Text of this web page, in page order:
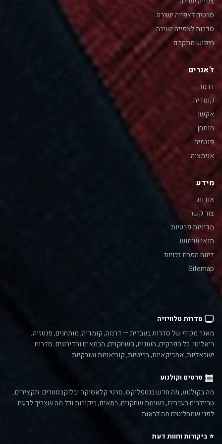
סרטים לצפייה ישירה
סדרות לצפייה ישירה
חיפוש מתקדם
ז'אנרים
דרמה
קומדיה
אקשן
מותחן
פנטזיה
אנימציה
מידע
אודות
צור קשר
מדיניות פרטיות
תנאי שימוש
דיווח הפרת זכויות
Sitemap
סדרות טלוויזיה
מאגר מקיף של סדרות בעברית — דרמה, קומדיה, מותחנים, פנטזיה,
ריאליטי. כל הפרקים, העונות, השחקנים, הבמאים והדירוגים. סדרות
ישראליות, אמריקאיות, בריטיות, קוריאניות וטורקיות.
סרטים וקולנוע
מה בקולנוע, מה חדש בנטפליקס, סרטי קלאסיקה ובלוקבסטרים. תקצירים,
טריילרים בעברית, רשימת שחקנים, במאים, ביקורות וכל מה שצריך לדעת
לפני שמחליטים מה לראות.
⭐ ביקורות וחוות דעת